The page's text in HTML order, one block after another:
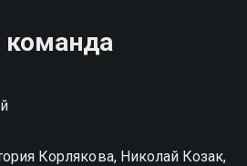
Корлякова, Николай Козак,